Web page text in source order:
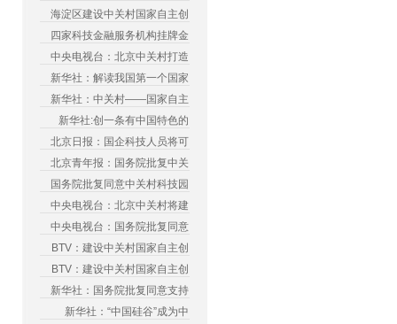
海淀区建设中关村国家自主创
四家科技金融服务机构挂牌金
中央电视台：北京中关村打造
新华社：解读我国第一个国家
新华社：中关村——国家自主
新华社:创一条有中国特色的
北京日报：国企科技人员将可
北京青年报：国务院批复中关
国务院批复同意中关村科技园
中央电视台：北京中关村将建
中央电视台：国务院批复同意
BTV：建设中关村国家自主创
BTV：建设中关村国家自主创
新华社：国务院批复同意支持
新华社：“中国硅谷”成为中